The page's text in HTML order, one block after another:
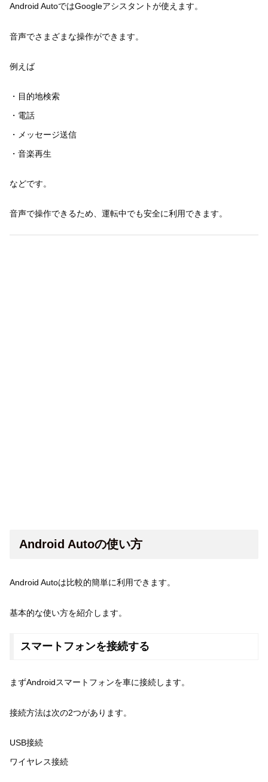
Android AutoではGoogleアシスタントが使えます。
音声でさまざまな操作ができます。
例えば
・目的地検索
・電話
・メッセージ送信
・音楽再生
などです。
音声で操作できるため、運転中でも安全に利用できます。
Android Autoの使い方
Android Autoは比較的簡単に利用できます。
基本的な使い方を紹介します。
スマートフォンを接続する
まずAndroidスマートフォンを車に接続します。
接続方法は次の2つがあります。
USB接続
ワイヤレス接続